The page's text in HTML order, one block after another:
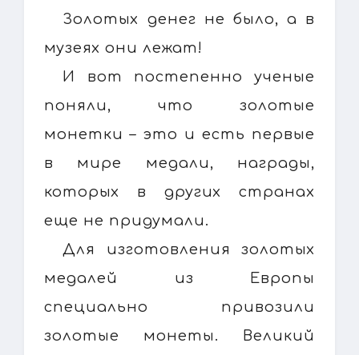
Золотых денег не было, а в
музеях они лежат!
И вот постепенно ученые
поняли, что золотые
монетки – это и есть первые
в мире медали, награды,
которых в других странах
еще не придумали.
Для изготовления золотых
медалей из Европы
специально привозили
золотые монеты. Великий